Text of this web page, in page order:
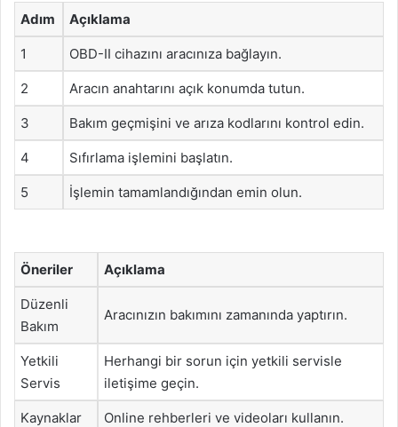
Adım Açıklama
1 OBD-II cihazını aracınıza bağlayın.
2 Aracın anahtarını açık konumda tutun.
3 Bakım geçmişini ve arıza kodlarını kontrol edin.
4 Sıfırlama işlemini başlatın.
5 İşlemin tamamlandığından emin olun.
Öneriler Açıklama
Düzenli
Bakım
Aracınızın bakımını zamanında yaptırın.
Yetkili
Servis
Herhangi bir sorun için yetkili servisle
iletişime geçin.
Kaynaklar Online rehberleri ve videoları kullanın.